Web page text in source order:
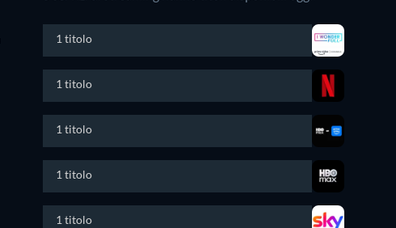
1 titolo
1 titolo
1 titolo
1 titolo
1 titolo